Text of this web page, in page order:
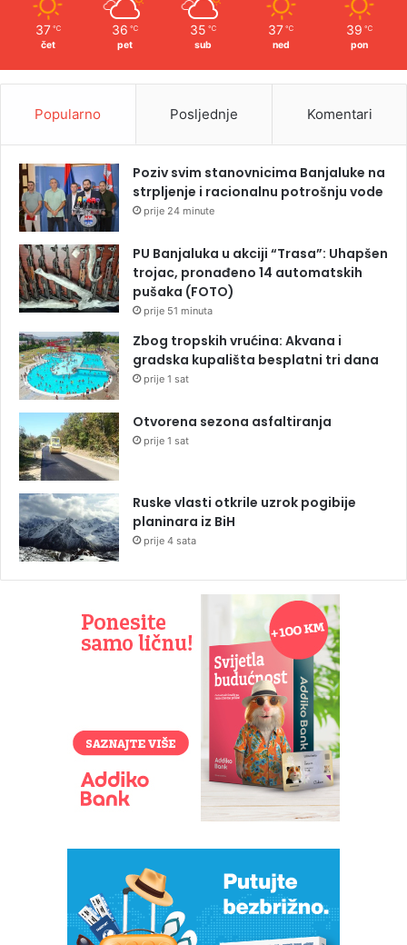
37 ℃
čet
36 ℃
pet
35 ℃
sub
37 ℃
ned
39 ℃
pon
Popularno Posljednje Komentari
Poziv svim stanovnicima Banjaluke na
strpljenje i racionalnu potrošnju vode
prije 24 minute
PU Banjaluka u akciji “Trasa”: Uhapšen
trojac, pronađeno 14 automatskih
pušaka (FOTO)
prije 51 minuta
Zbog tropskih vrućina: Akvana i
gradska kupališta besplatni tri dana
prije 1 sat
Otvorena sezona asfaltiranja
prije 1 sat
Ruske vlasti otkrile uzrok pogibije
planinara iz BiH
prije 4 sata